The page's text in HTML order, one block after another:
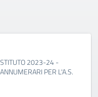
2023-24 -
PER L'A.S.